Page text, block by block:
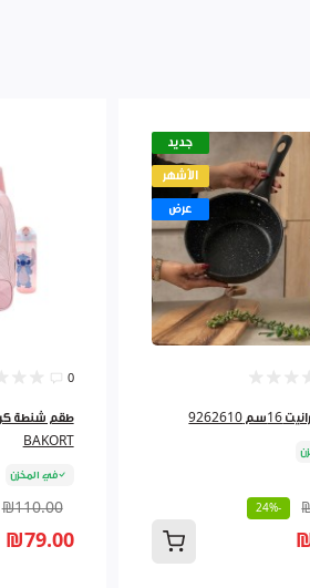
جديد
الأشهر
عرض
-24%
0
BAKORT
في المخزن
₪110.00
₪79.00